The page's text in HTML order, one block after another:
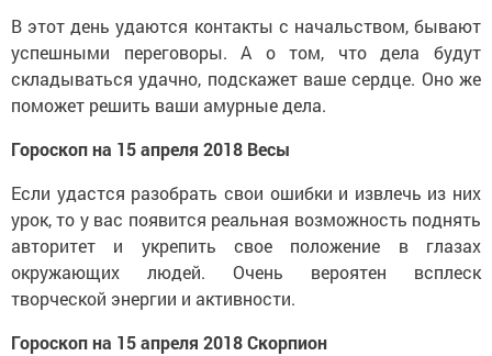
В этот день удаются контакты с начальством, бывают
успешными переговоры. А о том, что дела будут
складываться удачно, подскажет ваше сердце. Оно же
поможет решить ваши амурные дела.
Гороскоп на 15 апреля 2018 Весы
Если удастся разобрать свои ошибки и извлечь из них
урок, то у вас появится реальная возможность поднять
авторитет и укрепить свое положение в глазах
окружающих людей. Очень вероятен всплеск
творческой энергии и активности.
Гороскоп на 15 апреля 2018 Скорпион